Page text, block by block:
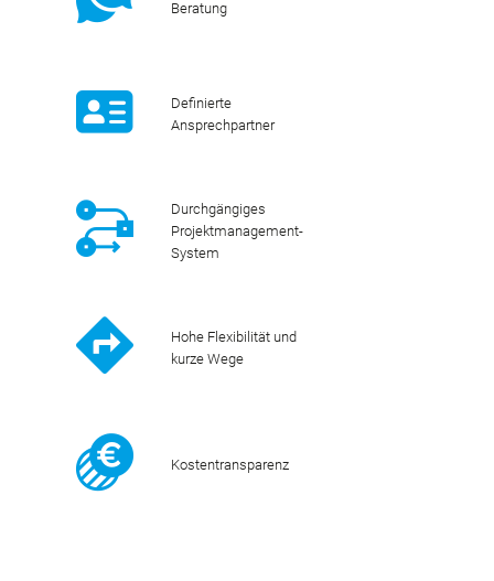
Beratung
Definierte
Ansprechpartner
Durchgängiges
Projektmanagement-
System
Hohe Flexibilität und
kurze Wege
Kostentransparenz